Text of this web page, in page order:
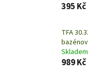
395 Kč
TFA
Skladem
989 Kč